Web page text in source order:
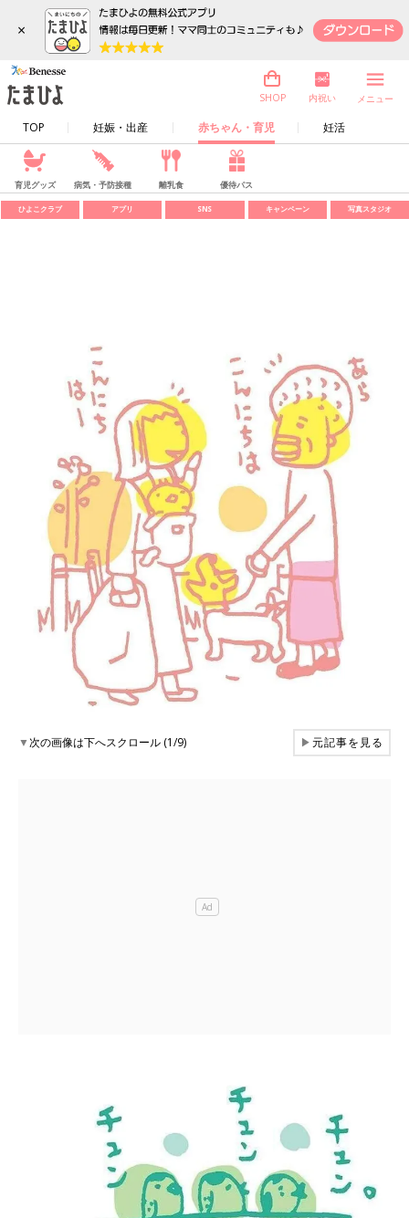
×
TOP 妊娠・出産 赤ちゃん・育児 妊活
SHOP 内祝い メニュー
育児グッズ 病気・予防接種 離乳食 優待パス
ひよこクラブ アプリ SNS キャンペーン 写真スタジオ
▼次の画像は下へスクロール (1/9) ▶元記事を見る